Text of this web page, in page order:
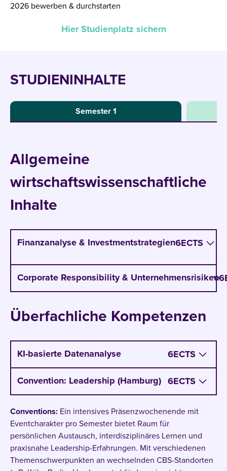
2026 bewerben & durchstarten
Hier Studienplatz sichern
STUDIENINHALTE
Semester 1
Allgemeine
wirtschaftswissenschaftliche
Inhalte
Finanzanalyse & Investmentstrategien6ECTS
Analysiere Geschäftsmodelle und
Geschäftsberichte von internationalen
Verwende die relevanten Kennzahlen zur
Unternehmensbewertung
Investoren oder Private Equity Firmen
Investitionsentscheidungen & -strategien
Corporate Responsibility & Unternehmensrisiken6
Überfachliche Kompetenzen
KI-basierte Datenanalyse 6ECTS
Convention: Leadership (Hamburg) 6ECTS
Conventions: Ein intensives Präsenzwochenende mit
Eventcharakter pro Semester bietet Raum für
persönlichen Austausch, interdisziplinäres Lernen und
praxisnahe Leadership-Erfahrungen. Mit verschiedenen
Themenschwerpunkten an wechselnden CBS-Standorten